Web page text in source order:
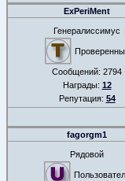
ExPeriMent
Генералиссимус
Сообщений: 2794
Награды: 12
Репутация: 54
fagorgm1
Рядовой